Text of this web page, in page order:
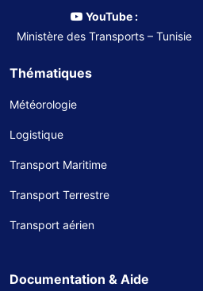
YouTube :
Ministère des Transports – Tunisie
Thématiques
Météorologie
Logistique
Transport Maritime
Transport Terrestre
Transport aérien
Documentation & Aide